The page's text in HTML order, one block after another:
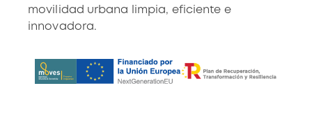
movilidad urbana limpia, eficiente e
innovadora.